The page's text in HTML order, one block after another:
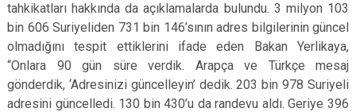
tahkikatları hakkında da açıklamalarda bulundu. 3 milyon 103
bin 606 Suriyeliden 731 bin 146’sının adres bilgilerinin güncel
olmadığını tespit ettiklerini ifade eden Bakan Yerlikaya,
“Onlara 90 gün süre verdik. Arapça ve Türkçe mesaj
gönderdik, ‘Adresinizi güncelleyin’ dedik. 203 bin 978 Suriyeli
adresini güncelledi. 130 bin 430’u da randevu aldı. Geriye 396